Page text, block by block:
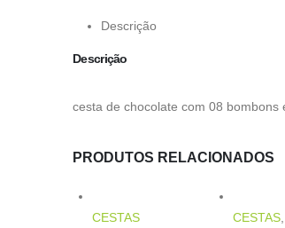
Descrição
Descrição
cesta de chocolate com 08
PRODUTOS RELACIONADOS
CESTAS CESTAS